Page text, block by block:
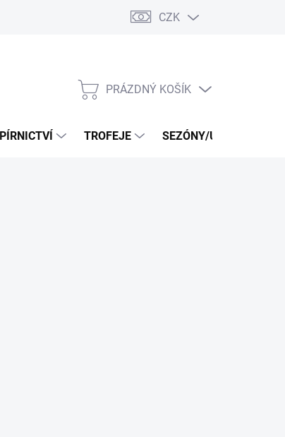
CZK
NÁKUPNÍ
PRÁZDNÝ KOŠÍK
TROFEJE SEZÓNY/UDÁLOSTI